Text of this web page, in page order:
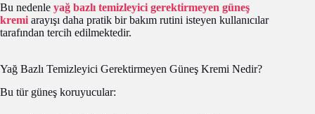
Bu nedenle yağ bazlı temizleyici gerektirmeyen güneş
kremi arayışı daha pratik bir bakım rutini isteyen kullanıcılar
tarafından tercih edilmektedir.
Yağ Bazlı Temizleyici Gerektirmeyen Güneş Kremi Nedir?
Bu tür güneş koruyucular: